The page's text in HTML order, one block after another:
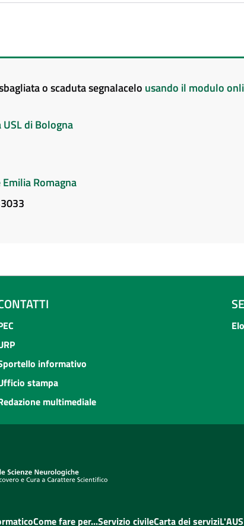
o scaduta segnalacelo usando il modulo
di Bologna
Romagna
informativo
stampa
multimediale
Come fare per...Servizio civileCarta dei servizi